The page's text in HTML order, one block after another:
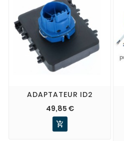
ADAPTATEUR ID2
49,85 €
